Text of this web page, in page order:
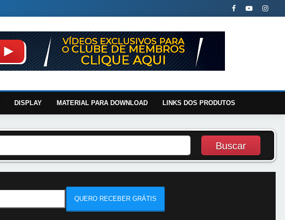
DISPLAY MATERIAL PARA DOWNLOAD LINKS DOS PRODUTOS
QUERO RECEBER GRÁTIS